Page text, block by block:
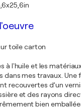
toile carton
à l'huile et les
dans mes travaux. Une
recouvertes d’un
et des rayons
bien